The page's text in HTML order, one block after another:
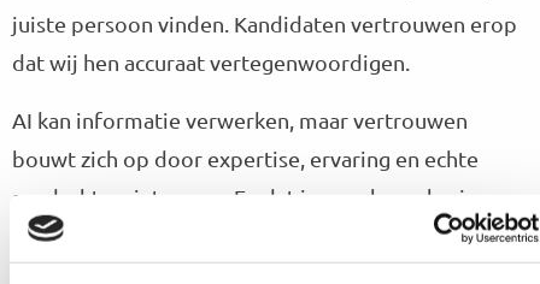
juiste persoon vinden. Kandidaten vertrouwen erop
dat wij hen accuraat vertegenwoordigen.
AI kan informatie verwerken, maar vertrouwen
bouwt zich op door expertise, ervaring en echte
aandacht en interesse. En dat is en zal voorlopis
mensenwerk blijven.